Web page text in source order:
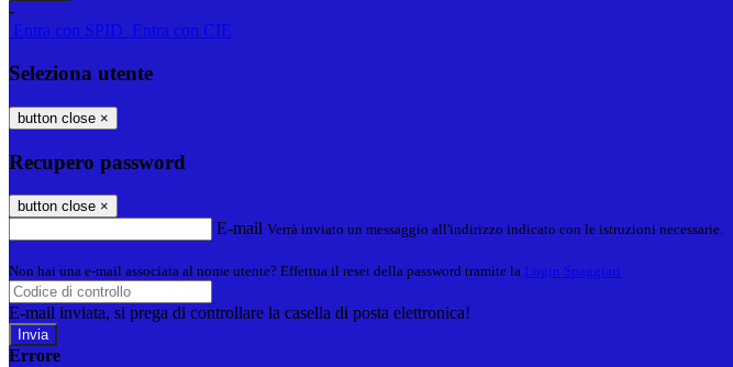
-
Entra con SPID
Entra con CIE
Seleziona utente
button close ×
Recupero password
button close ×
E-mail Verrà inviato un messaggio all'indirizzo indicato con le istruzioni necessarie.
Non hai una e-mail associata al nome utente? Effettua il reset della password tramite la Login Spaggiari
E-mail inviata, si prega di controllare la casella di posta elettronica!
Errore